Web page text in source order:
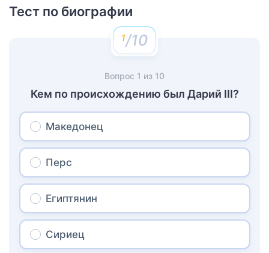
Тест по биографии
/10
Вопрос 1 из 10
Кем по происхождению был Дарий III?
Македонец
Перс
Египтянин
Сириец